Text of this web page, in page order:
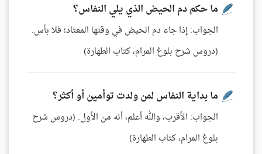
ما حكم دم الحيض الذي يلي النفاس؟
الجواب: إذا جاء دم الحيض في وقتها المعتاد؛ فلا بأس.
(دروس شرح بلوغ المرام، كتاب الطهارة)
ما بداية النفاس لمن ولدت توأمين أو أكثر؟
الجواب: الأقرب، والله أعلم، أنه من الأول. (دروس شرح
بلوغ المرام، كتاب الطهارة)